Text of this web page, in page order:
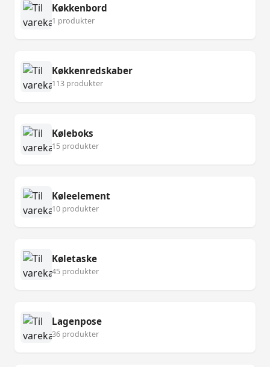
Køkkenbord
1 produkter
Køkkenredskaber
113 produkter
Køleboks
15 produkter
Køleelement
10 produkter
Køletaske
45 produkter
Lagenpose
36 produkter